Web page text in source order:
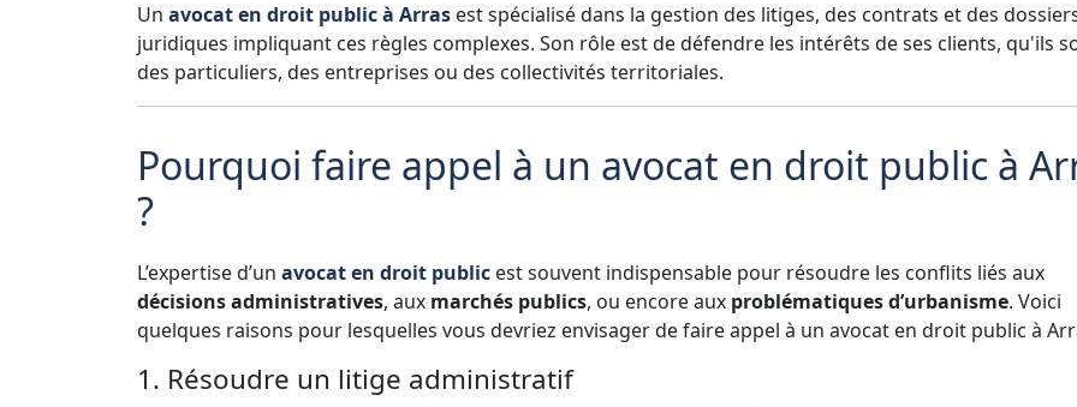
Un avocat en droit public à Arras est spécialisé dans la gestion des litiges, des contrats et des
juridiques impliquant ces règles complexes. Son rôle est de défendre les intérêts de ses clients, qu'ils
des particuliers, des entreprises ou des collectivités territoriales.
Pourquoi faire appel à un avocat en droit public à
?
L’expertise d’un avocat en droit public est souvent indispensable pour résoudre les conflits liés aux
décisions administratives, aux marchés publics, ou encore aux problématiques d’urbanisme. Voici
quelques raisons pour lesquelles vous devriez envisager de faire appel à un avocat en droit public à
1. Résoudre un litige administratif